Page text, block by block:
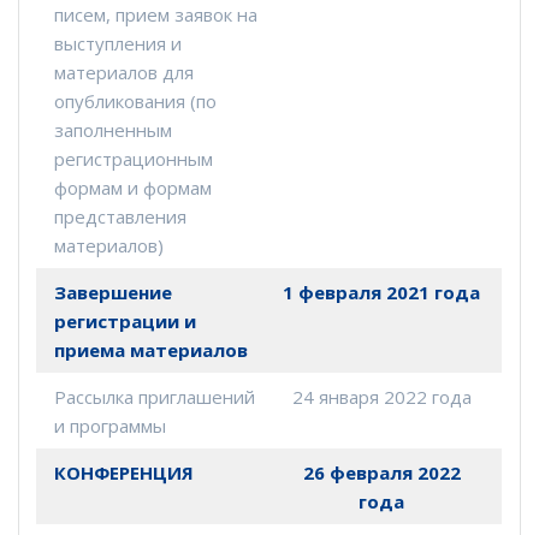
писем, прием заявок на
выступления и
материалов для
опубликования (по
заполненным
регистрационным
формам и формам
представления
материалов)
Завершение
регистрации и
приема материалов
1 февраля 2021 года
Рассылка приглашений
и программы
24 января 2022 года
КОНФЕРЕНЦИЯ
26 февраля 2022
года